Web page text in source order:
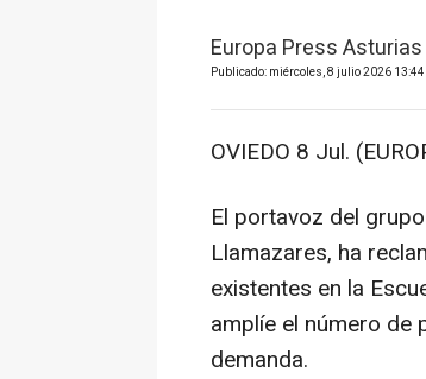
Europa Press Asturias
Publicado: miércoles, 8 julio 2026 13:44
OVIEDO 8 Jul.
El portavoz del
Llamazares, ha
existentes en la
amplíe el número de
demanda.